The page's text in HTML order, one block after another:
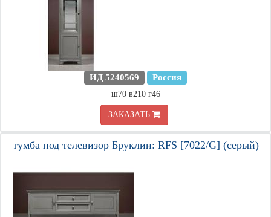
ИД 5240569 Россия
ш70 в210 г46
ЗАКАЗАТЬ
тумба под телевизор Бруклин: RFS [7022/G] (серый)